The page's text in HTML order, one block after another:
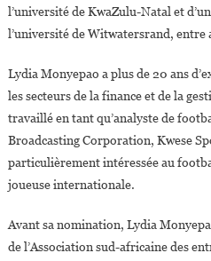
l’université de KwaZulu-Natal et
l’université de Witwatersrand, entre
Lydia Monyepao a plus de 20 ans
les secteurs de la finance et de la
travaillé en tant qu’analyste de
Broadcasting Corporation, Kwese
particulièrement intéressée au
joueuse internationale.
Avant sa nomination, Lydia
de l’Association sud-africaine des